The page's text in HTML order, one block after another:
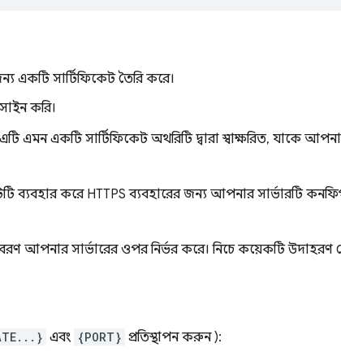
একটি সার্টিফিকেট তৈরি করে।
করি।
এমন একটি সার্টিফিকেট অথরিটি দ্বারা স্বাক্ষরিত, যাকে
ব্যবহার করে HTTPS ব্যবহারের জন্য আপনার সার্ভারটি
আপনার সার্ভারের ওপর নির্ভর করে। নিচে কয়েকটি উদাহরণ
এবং {PORT} প্রতিস্থাপন করুন ):